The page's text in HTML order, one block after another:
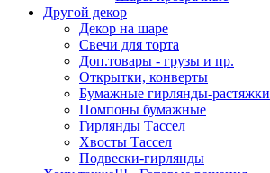
Другой декор
Декор на шаре
Свечи для торта
Доп.товары - грузы и пр.
Открытки, конверты
Бумажные гирлянды-растяжки
Помпоны бумажные
Гирлянды Тассел
Хвосты Тассел
Подвески-гирлянды